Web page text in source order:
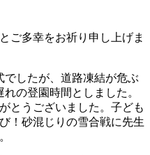
ご多幸をお祈り申し上げま
でしたが、道路凍結が危ぶ
の登園時間としました。
とうございました。子ども
！砂混じりの雪合戦に先生